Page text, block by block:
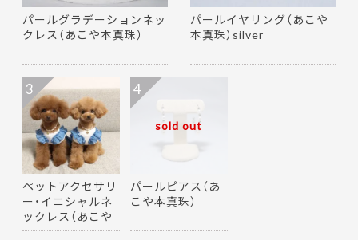
パールグラデーションネッ
クレス（あこや本真珠）
パールイヤリング（あこや
本真珠）silver
ペットアクセサリ
ー・イニシャルネ
ックレス（あこや
本真…
3
sold out
パールピアス（あ
こや本真珠）
4